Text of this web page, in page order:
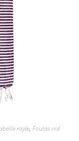
rayée, Foutas nid